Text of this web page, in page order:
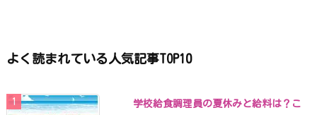
よく読まれている人気記事TOP10
学校給食調理員の夏休みと給料は？こ